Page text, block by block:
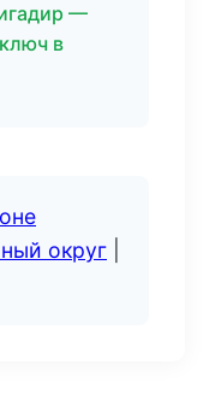
—
в
округ